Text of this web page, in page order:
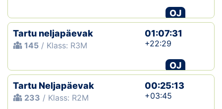
OJ
Tartu neljapäevak
145 / Klass: R3M
01:07:31
+22:29
OJ
Tartu Neljapäevak
233 / Klass: R2M
00:25:13
+03:45